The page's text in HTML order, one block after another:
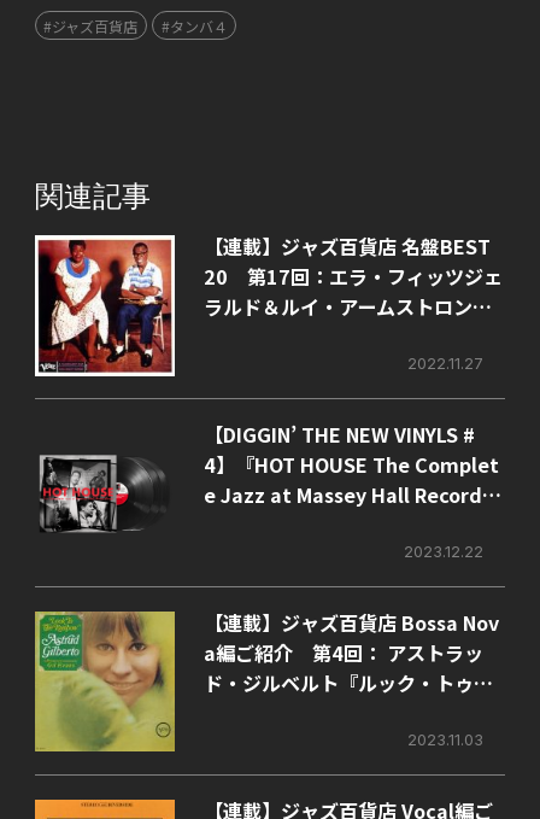
#ジャズ百貨店 #タンバ４
関連記事
【連載】ジャズ百貨店 名盤BEST
20 第17回：エラ・フィッツジェ
ラルド＆ルイ・アームストロング
2022.11.27
【DIGGIN’ THE NEW VINYLS #
4】『HOT HOUSE The Complet
e Jazz at Massey Hall Recordin
2023.12.22
【連載】ジャズ百貨店 Bossa Nov
a編ご紹介 第4回： アストラッ
ド・ジルベルト『ルック・トゥ・
2023.11.03
【連載】ジャズ百貨店 Vocal編ご